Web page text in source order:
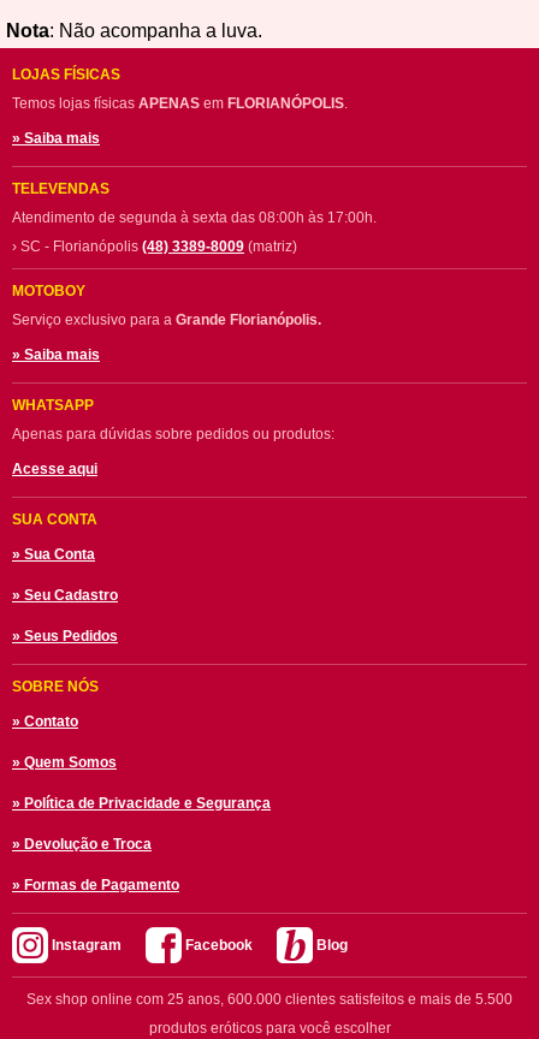
Nota: Não acompanha a luva.
LOJAS FÍSICAS
Temos lojas físicas APENAS em FLORIANÓPOLIS.
» Saiba mais
TELEVENDAS
Atendimento de segunda à sexta das 08:00h às 17:00h.
› SC - Florianópolis (48) 3389-8009 (matriz)
MOTOBOY
Serviço exclusivo para a Grande Florianópolis.
» Saiba mais
WHATSAPP
Apenas para dúvidas sobre pedidos ou produtos:
Acesse aqui
SUA CONTA
» Sua Conta
» Seu Cadastro
» Seus Pedidos
SOBRE NÓS
» Contato
» Quem Somos
» Política de Privacidade e Segurança
» Devolução e Troca
» Formas de Pagamento
Instagram Facebook Blog
Sex shop online com 25 anos, 600.000 clientes satisfeitos e mais de 5.500
produtos eróticos para você escolher